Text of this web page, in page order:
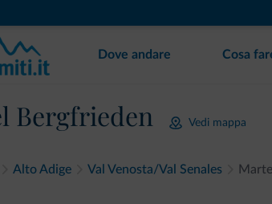
Dove andare Cosa
Bergfrieden Vedi mappa
Alto Adige Val Venosta/Val Senales